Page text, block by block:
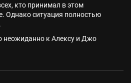
кто принимал в этом
Однако ситуация полностью
неожиданно к Алексу и Джо